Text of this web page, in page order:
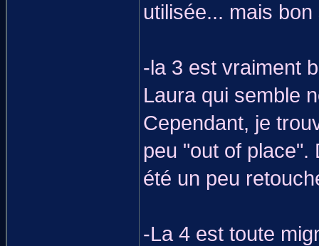
utilisée... mais
-la 3 est vraiment
Laura qui semble
Cependant, je
peu "out of place".
été un peu
-La 4 est toute